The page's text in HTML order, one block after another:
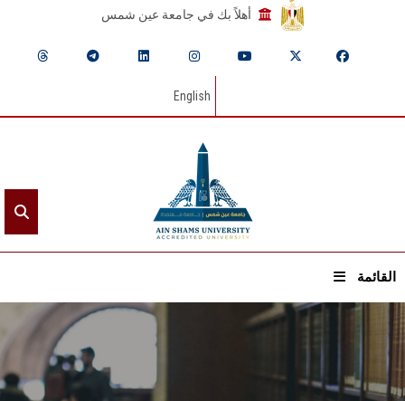
أهلاً بك في جامعة عين شمس
English
القائمة
الرئيسيـة
عن الجامعة